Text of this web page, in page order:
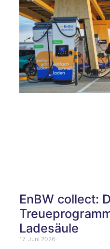
EnBW collect:
Ladesäule
17. Juni 2026